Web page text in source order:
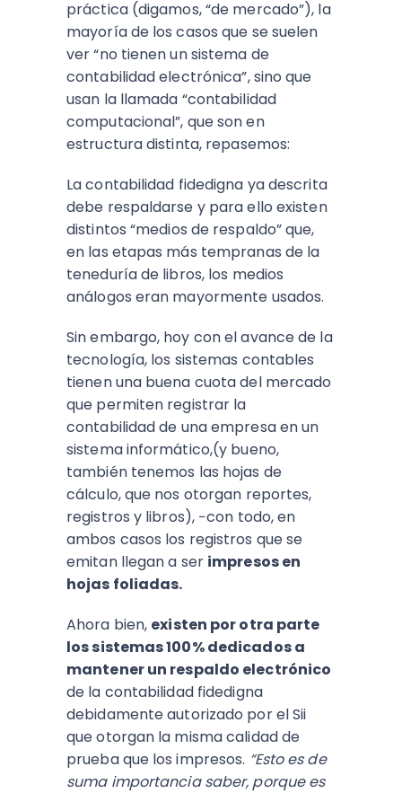
práctica (digamos, “de mercado”), la
mayoría de los casos que se suelen
ver “no tienen un sistema de
contabilidad electrónica”, sino que
usan la llamada “contabilidad
computacional”, que son en
estructura distinta, repasemos:
La contabilidad fidedigna ya descrita
debe respaldarse y para ello existen
distintos “medios de respaldo” que,
en las etapas más tempranas de la
teneduría de libros, los medios
análogos eran mayormente usados.
Sin embargo, hoy con el avance de la
tecnología, los sistemas contables
tienen una buena cuota del mercado
que permiten registrar la
contabilidad de una empresa en un
sistema informático,(y bueno,
también tenemos las hojas de
cálculo, que nos otorgan reportes,
registros y libros), −con todo, en
ambos casos los registros que se
emitan llegan a ser impresos en
hojas foliadas.
Ahora bien, existen por otra parte
los sistemas 100% dedicados a
mantener un respaldo electrónico
de la contabilidad fidedigna
debidamente autorizado por el Sii
que otorgan la misma calidad de
prueba que los impresos. “Esto es de
suma importancia saber, porque es